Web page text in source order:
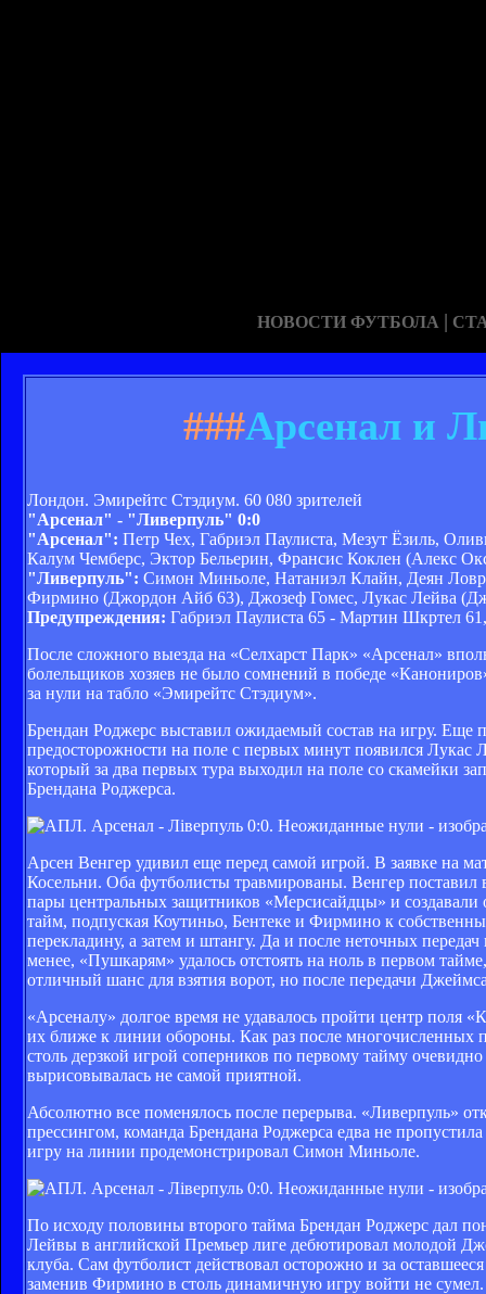
НОВОСТИ ФУТБОЛА |
###Арсенал и
Лондон. Эмирейтс Стэдиум. 60 080 зрителей
"Арсенал" - "Ливерпуль" 0:0
"Арсенал": Петр Чех, Габриэл Паулиста, Мезут Ёзиль,
Калум Чемберс, Эктор Бельерин, Франсис Коклен (Алекс
"Ливерпуль": Симон Миньоле, Натаниэл Клайн, Деян
Фирмино (Джордон Айб 63), Джозеф Гомес, Лукас Лейва
Предупреждения: Габриэл Паулиста 65 - Мартин Шкртел
После сложного выезда на «Селхарст Парк» «Арсенал»
болельщиков хозяев не было сомнений в победе
за нули на табло «Эмирейтс Стэдиум».
Брендан Роджерс выставил ожидаемый состав на игру. Еще
предосторожности на поле с первых минут появился
который за два первых тура выходил на поле со скамейки
Брендана Роджерса.
Арсен Венгер удивил еще перед самой игрой. В заявке на
Косельни. Оба футболисты травмированы. Венгер
пары центральных защитников «Мерсисайдцы» и
тайм, подпуская Коутиньо, Бентеке и Фирмино к
перекладину, а затем и штангу. Да и после неточных
менее, «Пушкарям» удалось отстоять на ноль в первом
отличный шанс для взятия ворот, но после передачи
«Арсеналу» долгое время не удавалось пройти центр
их ближе к линии обороны. Как раз после многочисленных
столь дерзкой игрой соперников по первому тайму
вырисовывалась не самой приятной.
Абсолютно все поменялось после перерыва. «Ливерпуль»
прессингом, команда Брендана Роджерса едва не
игру на линии продемонстрировал Симон Миньоле.
По исходу половины второго тайма Брендан Роджерс дал
Лейвы в английской Премьер лиге дебютировал молодой
клуба. Сам футболист действовал осторожно и за
заменив Фирмино в столь динамичную игру войти не сумел.